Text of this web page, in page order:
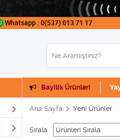
Whatsapp : 0(537) 013 71 17
Bayilik Ürünleri
Ana Sayfa Yeni Ürünler
Sırala